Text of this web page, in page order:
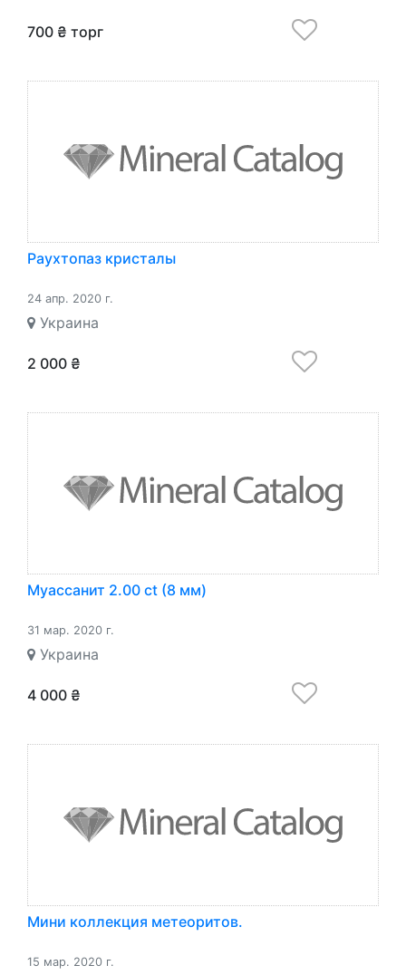
700 ₴ торг
Раухтопаз кристалы
24 апр. 2020 г.
Украина
2 000 ₴
Муассанит 2.00 ct (8 мм)
31 мар. 2020 г.
Украина
4 000 ₴
Мини коллекция метеоритов.
15 мар. 2020 г.